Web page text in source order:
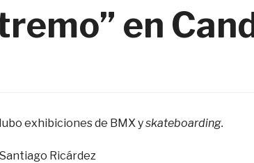
en
exhibiciones de BMX yskateboarding.
Ricárdez